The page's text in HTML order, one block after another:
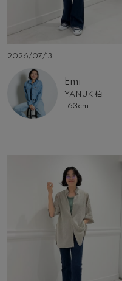
2026/07/13
Emi
YANUK 柏
163cm